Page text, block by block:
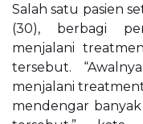
Salah satu pasien
(30), berbagi
menjalani
tersebut.
menjalani
mendengar